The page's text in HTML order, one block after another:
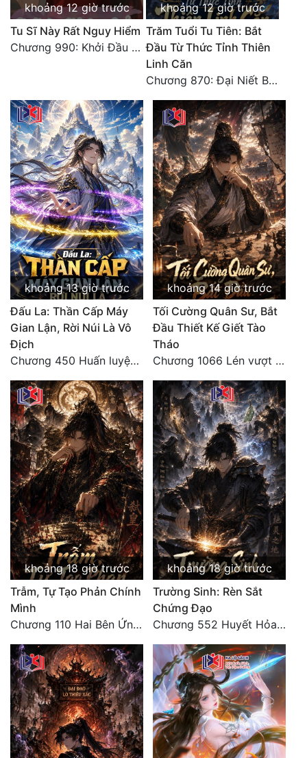
Ngự Thú
Truyện Nam
Vô Địch Lưu
Xây Dựng Thế Lực
Đam Mỹ
Đẹp
Đẹp Hiệp
Tính Cách Nhân Vật :
Cơ Trí
Sát Phạt Quyết Đoán
Vô Sỉ
Điềm Đạm
khoảng 12 giờ trước
Tu Sĩ Này Rất Nguy Hiểm
Chương 990: Khởi Đầu Bất Thuận
khoảng 12 giờ trước
Trăm Tuổi Tu Tiên: Bắt
Đầu Từ Thức Tỉnh Thiên
Linh Căn
Chương 870: Đại Niết Bàn Tiên Thuật!
khoảng 13 giờ trước
Đấu La: Thần Cấp Máy
Gian Lận, Rời Núi Là Vô
Địch
Chương 450 Huấn luyện thực chiến, Long Linh Cơ đối chiến bốn người Cổ Nguyệt và Vũ Lân!
khoảng 14 giờ trước
Tối Cường Quân Sư, Bắt
Đầu Thiết Kế Giết Tào
Tháo
Chương 1066 Lén vượt Nam Bì, đánh thẳng Nghiệp Thành (2/2)
khoảng 18 giờ trước
Trẫm, Tự Tạo Phản Chính
Mình
Chương 110 Hai Bên Ứng Phó
khoảng 18 giờ trước
Trường Sinh: Rèn Sắt
Chứng Đạo
Chương 552 Huyết Hỏa Độn Hư, nhân quả chưa dứt